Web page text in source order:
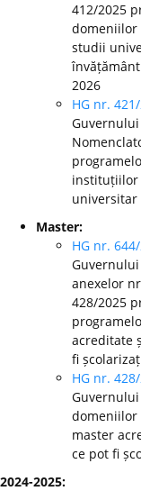
412/2025
domeniilor
studii
2026
HG nr.
instituțiilor
universitar
Master:
HG nr.
anexelor
428/2025
acreditate
fi
HG nr.
domeniilor
master
ce pot fi
2024-2025: